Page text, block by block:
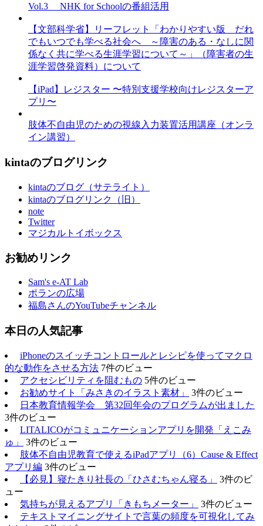
Vol.3 NHK for Schoolの番組活用
【文部科学省】リーフレット「わかりやすい版 だれ
でもいつでも学べる社会へ ～障害のある・なしに関
係なく共に学べる生涯学習について～」（障害者の生
涯学習啓発資料）について
【iPad】レジスター 〜特別支援学校向けレジスターア
プリ〜
肢体不自由児のための視線入力装置活用講座（オンラ
イン講習）
kintaのブログリンク
kintaのブログ（サテライト）
kintaのブログリンク（旧）
note
Twitter
マジカルトイボックス
お勧めリンク
Sam's e-AT Lab
ポランの広場
福島さんのYouTubeチャンネル
本日の人気記事
iPhoneのスイッチコントロールとレシピを使ってマクロ
的な動作をさせる方法 7件のビュー
アクセシビリティを阻むもの 5件のビュー
お勧めサイト「みさきのイラスト素材」
3件のビュー
日本教育情報学会 第32回年会のプログラムが出ました
3件のビュー
LITALICOがコミュニケーションアプリを開発「えこみ
ゅ」
3件のビュー
肢体不自由児教育で使えるiPadアプリ（6）Cause & Effect
アプリ編 3件のビュー
【必見】寝たきり社長の「ひさむちゃん寝る」
3件のビ
ュー
気持ちが見えるアプリ「きもちメーター」
3件のビュー
テキストマイニングサイトで言葉の頻度を可視化してみ